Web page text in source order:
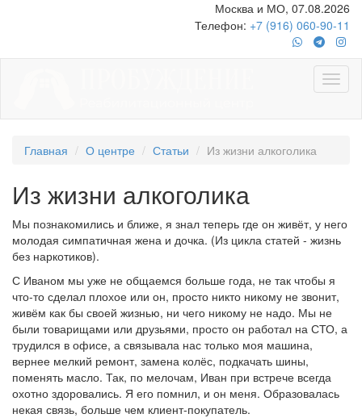
Москва и МО, 07.08.2026
Телефон: +7 (916) 060-90-11
Главная О центре Статьи Из жизни алкоголика
Из жизни алкоголика
Мы познакомились и ближе, я знал теперь где он живёт, у него
молодая симпатичная жена и дочка. (Из цикла статей - жизнь
без наркотиков).
С Иваном мы уже не общаемся больше года, не так чтобы я
что-то сделал плохое или он, просто никто никому не звонит,
живём как бы своей жизнью, ни чего никому не надо. Мы не
были товарищами или друзьями, просто он работал на СТО, а
трудился в офисе, а связывала нас только моя машина,
вернее мелкий ремонт, замена колёс, подкачать шины,
поменять масло. Так, по мелочам, Иван при встрече всегда
охотно здоровались. Я его помнил, и он меня. Образовалась
некая связь, больше чем клиент-покупатель.